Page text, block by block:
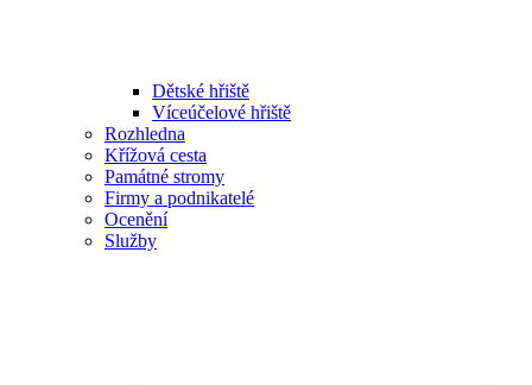
Dětské hřiště
Víceúčelové hřiště
Rozhledna
Křížová cesta
Památné stromy
Firmy a podnikatelé
Ocenění
Služby